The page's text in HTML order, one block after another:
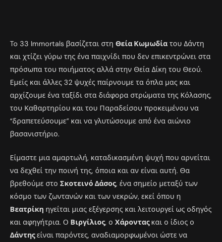
To 33 Immortals βασίζεται στη Θεία Κωμωδία του Δάντη
και χτίζει γύρω της ένα παιχνίδι που δεν επικεντρώνει στα
πρόσωπα του ποιήματος αλλά στην Θεία Δίκη του Θεού.
Εμείς και άλλες 32 ψυχές παίρνουμε τα όπλα μας και
αρχίζουμε ένα ταξίδι στα διάφορα στρώματα της Κόλασης,
του Καθαρτηρίου και του Παραδείσου προκειμένου να
“δραπετεύσουμε” και να γλυτώσουμε από ένα αιώνιο
βασανιστήριο.
Είμαστε μια αμαρτωλή, καταδικασμένη ψυχή που αρνείται
να δεχθεί την ποινή της, όποια και αν είναι αυτή. Θα
βρεθούμε στο Σκοτεινό Δάσος, ένα σημείο μεταξύ των
κόσμο των ζωντανών και των νεκρών, εκεί όπου η
Βεατρίκη ηγείται μιας εξέγερσης και λειτουργεί ως οδηγός
και αφηγήτρια. Ο Βιργίλιος, ο Χάροντας και ο ίδιος ο
Δάντηςείναι παρόντες, αναδιαμορφωμένοι ώστε να